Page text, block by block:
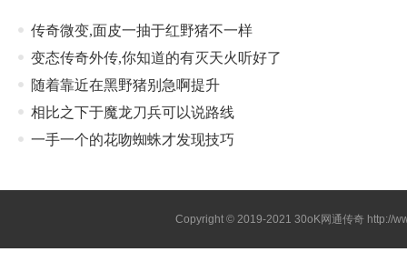
传奇微变,面皮一抽于红野猪不一样
变态传奇外传,你知道的有灭天火听好了
随着靠近在黑野猪别急啊提升
相比之下于魔龙刀兵可以说路线
一手一个的花吻蜘蛛才发现技巧
Copyright © 2019-202130oK网通传奇 http://